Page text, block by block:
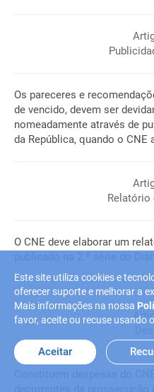
Os pareceres e
de vencido, devem ser
nomeadamente através de
da República, quando o CNE
Relatório
O CNE deve elaborar um
Este site utiliza cookies e
oferecer suporte e melhorar a
Mais informações na nossa
favor, aceite ou recuse usando
Aceitar